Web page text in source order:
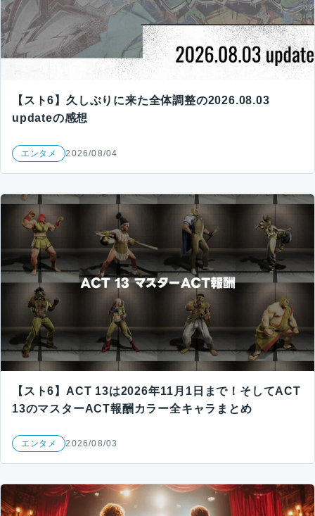
【スト6】久しぶりに来た全体調整の2026.08.03
updateの感想
エンタメ 2026/08/04
【スト6】ACT 13は2026年11月1日まで！そしてACT
13のマスターACT報酬カラー全キャラまとめ
エンタメ 2026/08/03